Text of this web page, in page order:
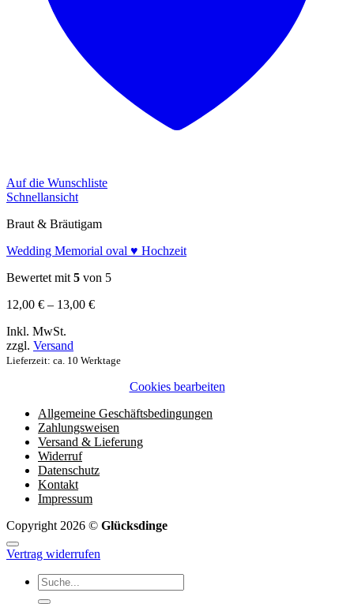
Auf die Wunschliste
Schnellansicht
Braut & Bräutigam
Wedding Memorial oval ♥ Hochzeit
Bewertet mit 5 von 5
12,00 € – 13,00 €Preisspanne:
Inkl. MwSt.
zzgl. Versand
Lieferzeit: ca. 10 Werktage
Cookies bearbeiten
Allgemeine Geschäftsbedingungen
Zahlungsweisen
Versand & Lieferung
Widerruf
Datenschutz
Kontakt
Impressum
Copyright 2026 © Glücksdinge
Vertrag widerrufen
Suchen
nach: